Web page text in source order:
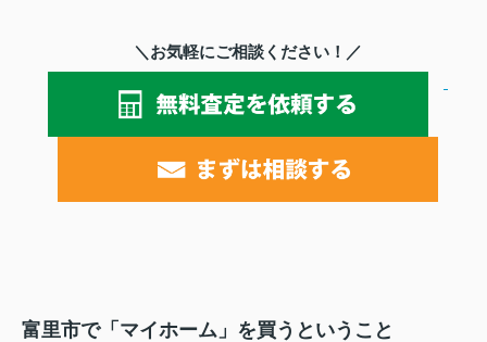
＼お気軽にご相談ください！／
富里市で「マイホーム」を買うということ